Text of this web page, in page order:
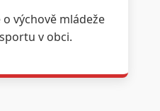
výchově mládeže
v obci.